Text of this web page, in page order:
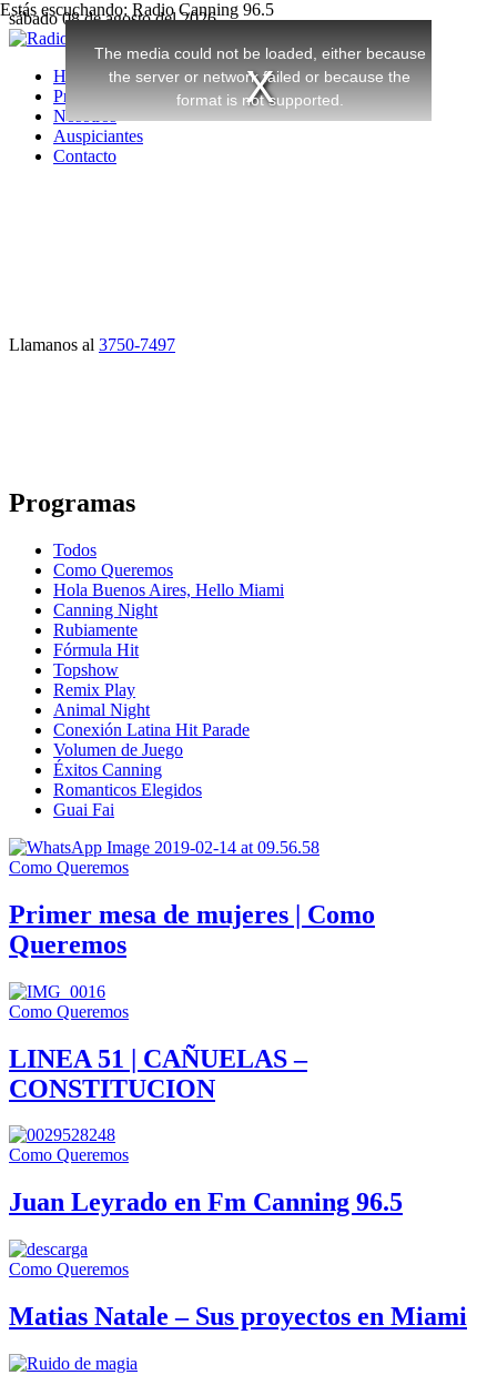
sábado 08 de agosto del 2026
Home
Programación
Nosotros
Auspiciantes
Contacto
Estás escuchando: Radio Canning 96.5
Llamanos al 3750-7497
Programas
Todos
Como Queremos
Hola Buenos Aires, Hello Miami
Canning Night
Rubiamente
Fórmula Hit
Topshow
Remix Play
Animal Night
Conexión Latina Hit Parade
Volumen de Juego
Éxitos Canning
Romanticos Elegidos
Guai Fai
Como Queremos
Primer mesa de mujeres | Como
Queremos
Como Queremos
LINEA 51 | CAÑUELAS –
CONSTITUCION
Como Queremos
Juan Leyrado en Fm Canning 96.5
Como Queremos
Matias Natale – Sus proyectos en Miami